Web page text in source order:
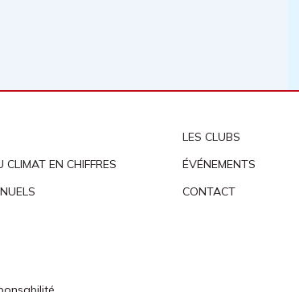
CLIMAT EN CHIFFRES
LES CLUBS
ÉVÉNEMENTS
CONTACT